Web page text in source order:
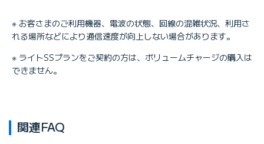
※ お客さまのご利用機器、電波の状態、回線の混雑状況、利用さ
れる場所などにより通信速度が向上しない場合があります。
※ ライトSSプランをご契約の方は、ボリュームチャージの購入は
できません。
関連FAQ